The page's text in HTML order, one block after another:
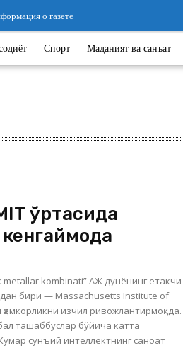
о газете
Спорт Маданият ва санъат
ўртасида
metallar kombinati” АЖ дунёнинг етакчи
бири — Massachusetts Institute of
ҳамкорликни изчил ривожлантирмоқда.
ташаббуслар бўйича катта
сунъий интеллектнинг саноат